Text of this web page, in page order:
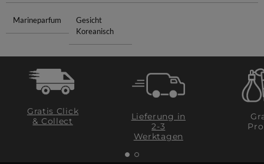
Marineparfum
Gesicht
Koreanisch
Gratis Click
& Collect
Lieferung in
2-3
Werktagen